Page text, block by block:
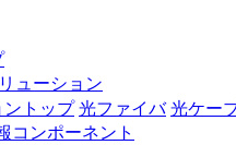
ューション
ントップ 光ファイバ 光ケー
コンポーネント